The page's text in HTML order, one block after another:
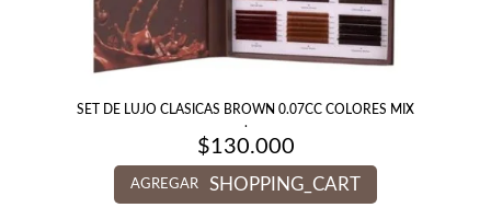
SET DE LUJO CLASICAS BROWN 0.07CC COLORES MIX
.
$130.000
AGREGAR SHOPPING_CART